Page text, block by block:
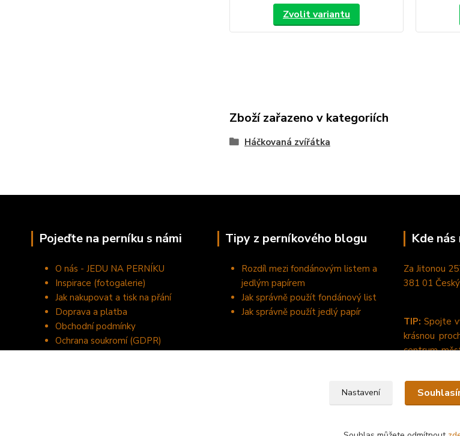
Zvolit variantu
Zboží zařazeno v kategoriích
Háčkovaná zvířátka
Pojeďte na perníku s námi
O nás - JEDU NA PERNÍKU
Inspirace (fotogalerie)
Jak nakupovat a tisk na přání
Doprava a platba
Obchodní podmínky
Ochrana soukromí (GDPR)
Tipy z perníkového blogu
Rozdíl mezi fondánovým listem a
jedlým papírem
Jak správně použít fondánový list
Jak správně použít jedlý papír
Kde
Za Jitonou
381 01
TIP: Spojte
krásnou
centrum
Nastavení